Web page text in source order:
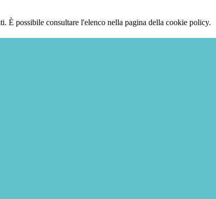
È possibile consultare l'elenco nella pagina della cookie policy.